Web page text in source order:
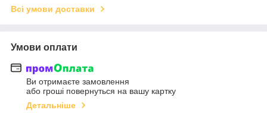
Всі умови доставки
Умови оплати
Ви отримаєте замовлення
або гроші повернуться на вашу картку
Детальніше